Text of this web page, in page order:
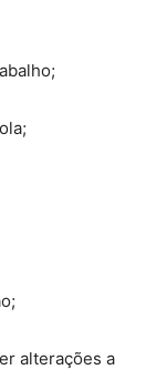
alterações a